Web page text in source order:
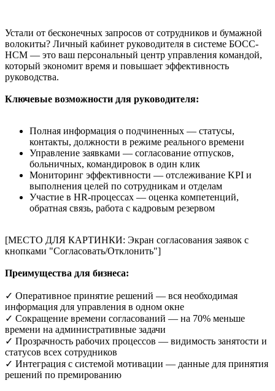
Устали от бесконечных запросов от сотрудников и бумажной
волокиты? Личный кабинет руководителя в системе БОСС-
HCM — это ваш персональный центр управления командой,
который экономит время и повышает эффективность
руководства.
Ключевые возможности для руководителя:
Полная информация о подчиненных — статусы,
контакты, должности в режиме реального времени
Управление заявками — согласование отпусков,
больничных, командировок в один клик
Мониторинг эффективности — отслеживание KPI и
выполнения целей по сотрудникам и отделам
Участие в HR-процессах — оценка компетенций,
обратная связь, работа с кадровым резервом
[МЕСТО ДЛЯ КАРТИНКИ: Экран согласования заявок с
кнопками "Согласовать/Отклонить"]
Преимущества для бизнеса:
✓ Оперативное принятие решений — вся необходимая
информация для управления в одном окне
✓ Сокращение времени согласований — на 70% меньше
времени на административные задачи
✓ Прозрачность рабочих процессов — видимость занятости и
статусов всех сотрудников
✓ Интеграция с системой мотивации — данные для принятия
решений по премированию